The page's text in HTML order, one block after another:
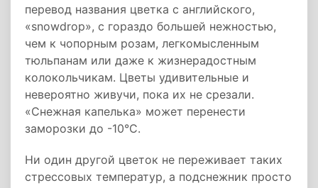
перевод названия цветка с английского,
«snowdrop», с гораздо большей нежностью,
чем к чопорным розам, легкомысленным
тюльпанам или даже к жизнерадостным
колокольчикам. Цветы удивительные и
невероятно живучи, пока их не срезали.
«Снежная капелька» может перенести
заморозки до -10°С.
Ни один другой цветок не переживает таких
стрессовых температур, а подснежник просто